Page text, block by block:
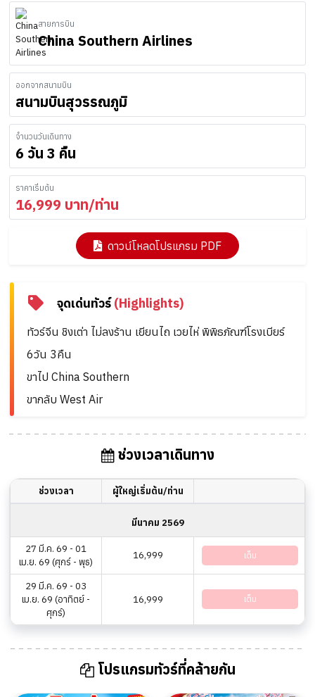
สายการบิน
China Southern Airlines
ออกจากสนามบิน
สนามบินสุวรรณภูมิ
จำนวนวันเดินทาง
6 วัน 3 คืน
ราคาเริ่มต้น
16,999 บาท/ท่าน
ดาวน์โหลดโปรแกรม PDF
จุดเด่นทัวร์(Highlights)
ทัวร์จีน ชิงเต่า ไม่ลงร้าน เยียนไถ เวยไห่ พิพิธภัณฑ์โรงเบียร์
6วัน 3คืน
ขาไป China Southern
ขากลับ West Air
ช่วงเวลาเดินทาง
ช่วงเวลา ผู้ใหญ่เริ่มต้น/ท่าน
มีนาคม 2569
27 มี.ค. 69 - 01
เม.ย. 69 (ศุกร์ - พุธ)
16,999 เต็ม
29 มี.ค. 69 - 03
เม.ย. 69 (อาทิตย์ -
ศุกร์)
16,999 เต็ม
โปรแกรมทัวร์ที่คล้ายกัน